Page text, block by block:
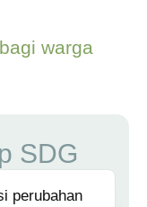
warga
SDG
perubahan